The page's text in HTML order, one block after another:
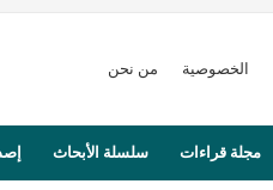
الخصوصية من نحن
مجلة قراءات سلسلة الأبحاث